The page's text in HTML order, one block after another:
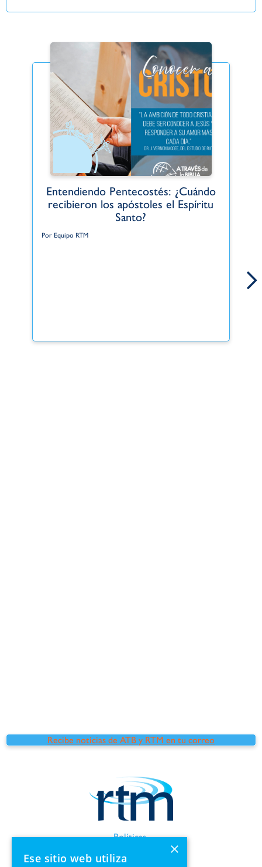
Entendiendo Pentecostés: ¿Cuándo
recibieron los apóstoles el Espíritu
Santo?
Por Equipo RTM
Recibe noticias de ATB y RTM en tu correo
Políticas
×
Ese sitio web utiliza